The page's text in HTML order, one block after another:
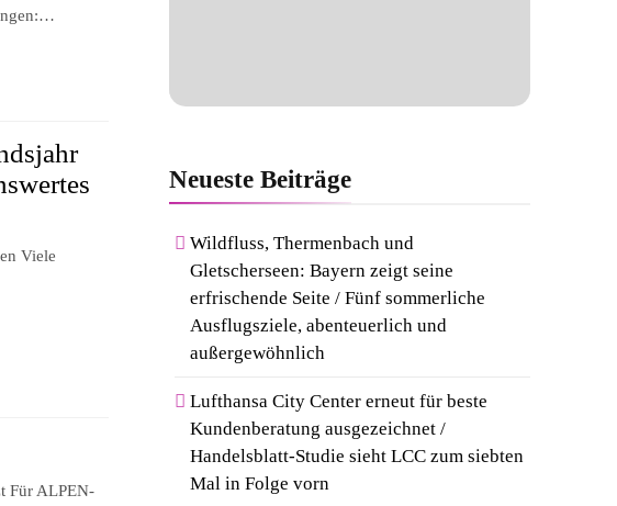
Viele
Für ALPEN-
NeuesteBeiträge
Wildfluss, Thermenbach und
Gletscherseen: Bayern zeigt seine
erfrischende Seite / Fünf sommerliche
Ausflugsziele, abenteuerlich und
außergewöhnlich
Lufthansa City Center erneut für beste
Kundenberatung ausgezeichnet /
Handelsblatt-Studie sieht LCC zum siebten
Mal in Folge vorn